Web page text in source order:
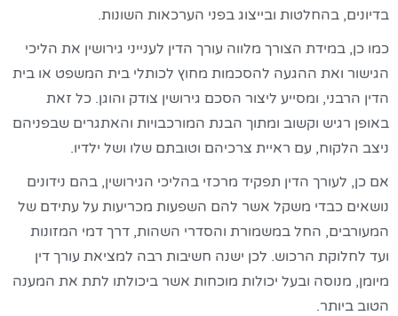
בדיונים, בהחלטות ובייצוג בפני הערכאות השונות.
כמו כן, במידת הצורך מלווה עורך הדין לענייני גירושין את הליכי
הגישור ואת ההגעה להסכמות מחוץ לכותלי בית המשפט או בית
הדין הרבני, ומסייע ליצור הסכם גירושין צודק והוגן. כל זאת
באופן רגיש וקשוב ומתוך הבנת המורכבויות והאתגרים שבפניהם
ניצב הלקוח, עם ראיית צרכיהם וטובתם שלו ושל ילדיו.
אם כן, לעורך הדין תפקיד מרכזי בהליכי הגירושין, בהם נידונים
נושאים כבדי משקל אשר להם השפעות מכריעות על עתידם של
המעורבים, החל במשמורת והסדרי השהות, דרך דמי המזונות
ועד לחלוקת הרכוש. לכן ישנה חשיבות רבה למציאת עורך דין
מיומן, מנוסה ובעל יכולות מוכחות אשר ביכולתו לתת את המענה
הטוב ביותר.